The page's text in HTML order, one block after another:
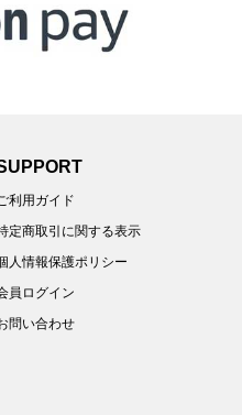
利用ガイド
定商取引に関する表示
人情報保護ポリシー
員ログイン
問い合わせ